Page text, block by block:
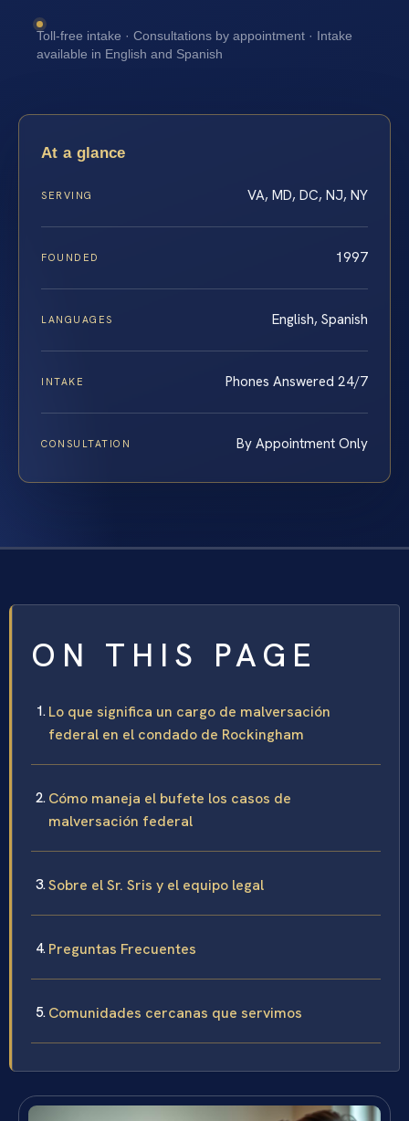
Toll-free intake · Consultations by appointment · Intake
available in English and Spanish
At a glance
SERVING VA, MD, DC, NJ, NY
FOUNDED 1997
LANGUAGES English, Spanish
INTAKE Phones Answered 24/7
CONSULTATION By Appointment Only
ON THIS PAGE
Lo que significa un cargo de malversación
federal en el condado de Rockingham
Cómo maneja el bufete los casos de
malversación federal
Sobre el Sr. Sris y el equipo legal
Preguntas Frecuentes
Comunidades cercanas que servimos